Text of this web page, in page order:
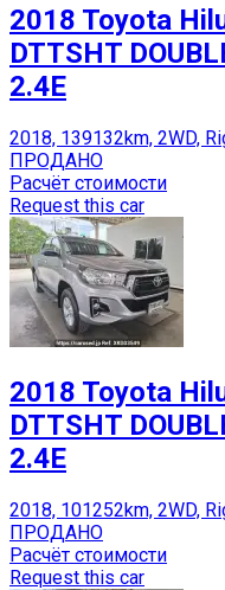
2018 Toyota
DTTSHT
2.4E
2018, 139132km, 2WD,
ПРОДАНО
Расчёт стоимости
Request this car
2018 Toyota
DTTSHT
2.4E
2018, 101252km, 2WD,
ПРОДАНО
Расчёт стоимости
Request this car